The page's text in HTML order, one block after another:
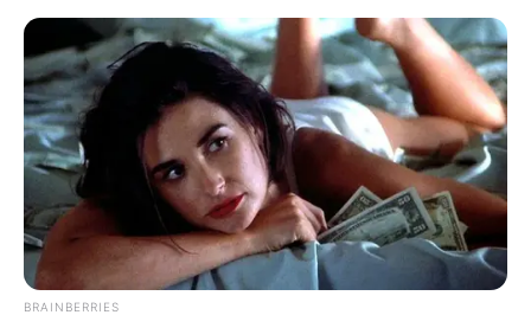
MENU
ET
WIDGETS
BRAINBERRIES